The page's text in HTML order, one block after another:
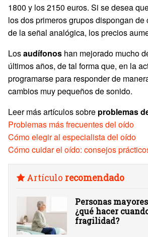
1800 y los 2150 euros. Si se desea
los dos primeros grupos dispongan de
de la señal analógica, los precios
Losaudífonos han mejorado mucho
últimos años, de tal forma que, en la
programarse para responder de
cambios muy pequeños de sonido.
Leer más artículos sobre problemas
Problemas más frecuentes del oído
Cómo elegir al especialista del oído
Cómo cuidar el oído: consejos
Artículo recomendado
Personas
¿qué hacer
fragilidad?